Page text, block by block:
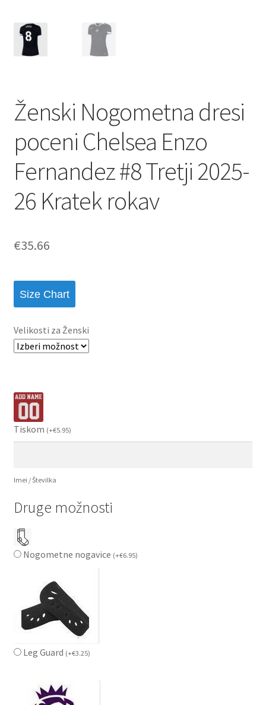
Ženski Nogometna dresi
poceni Chelsea Enzo
Fernandez #8 Tretji 2025-
26 Kratek rokav
€35.66
Size Chart
Velikosti za Ženski
Tiskom (+€5.95)
Imei / Številka
Druge možnosti
Nogometne nogavice (+€6.95)
Leg Guard (+€3.25)